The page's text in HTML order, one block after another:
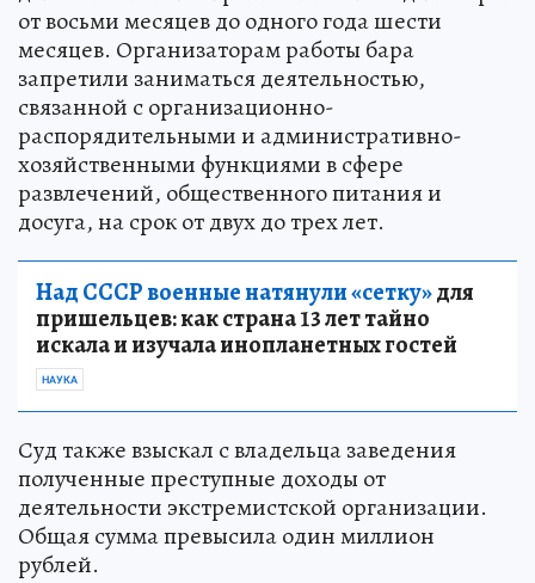
от восьми месяцев до одного года шести
месяцев. Организаторам работы бара
запретили заниматься деятельностью,
связанной с организационно-
распорядительными и административно-
хозяйственными функциями в сфере
развлечений, общественного питания и
досуга, на срок от двух до трех лет.
Над СССР военные натянули «сетку»для
пришельцев: как страна 13 лет тайно
искала и изучала инопланетных гостей
НАУКА
Суд также взыскал с владельца заведения
полученные преступные доходы от
деятельности экстремистской организации.
Общая сумма превысила один миллион
рублей.